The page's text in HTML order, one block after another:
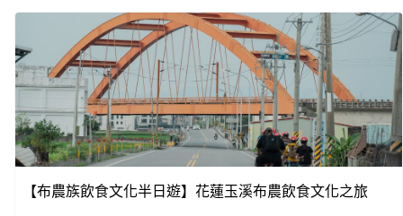
【布農族飲食文化半日遊】花蓮玉溪布農飲食文化之旅